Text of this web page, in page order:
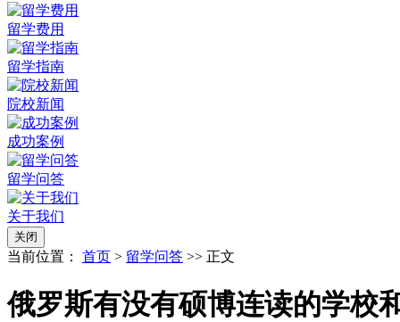
留学费用
留学指南
院校新闻
成功案例
留学问答
关于我们
关闭
当前位置： 首页 > 留学问答 >> 正文
俄罗斯有没有硕博连读的学校